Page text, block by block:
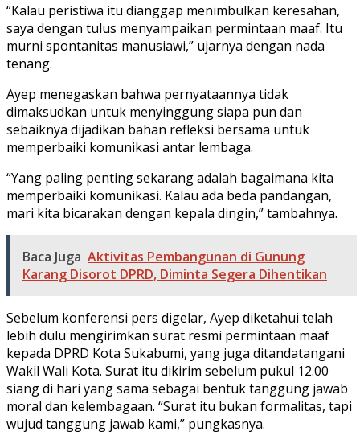
“Kalau peristiwa itu dianggap menimbulkan keresahan,
saya dengan tulus menyampaikan permintaan maaf. Itu
murni spontanitas manusiawi,” ujarnya dengan nada
tenang.
Ayep menegaskan bahwa pernyataannya tidak
dimaksudkan untuk menyinggung siapa pun dan
sebaiknya dijadikan bahan refleksi bersama untuk
memperbaiki komunikasi antar lembaga.
“Yang paling penting sekarang adalah bagaimana kita
memperbaiki komunikasi. Kalau ada beda pandangan,
mari kita bicarakan dengan kepala dingin,” tambahnya.
Baca Juga Aktivitas Pembangunan di Gunung
Karang Disorot DPRD, Diminta Segera Dihentikan
Sebelum konferensi pers digelar, Ayep diketahui telah
lebih dulu mengirimkan surat resmi permintaan maaf
kepada DPRD Kota Sukabumi, yang juga ditandatangani
Wakil Wali Kota. Surat itu dikirim sebelum pukul 12.00
siang di hari yang sama sebagai bentuk tanggung jawab
moral dan kelembagaan. “Surat itu bukan formalitas, tapi
wujud tanggung jawab kami,” pungkasnya.